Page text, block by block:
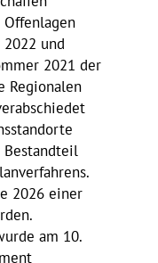
und
2021 der
Regio­nalen
2026 einer
am 10.